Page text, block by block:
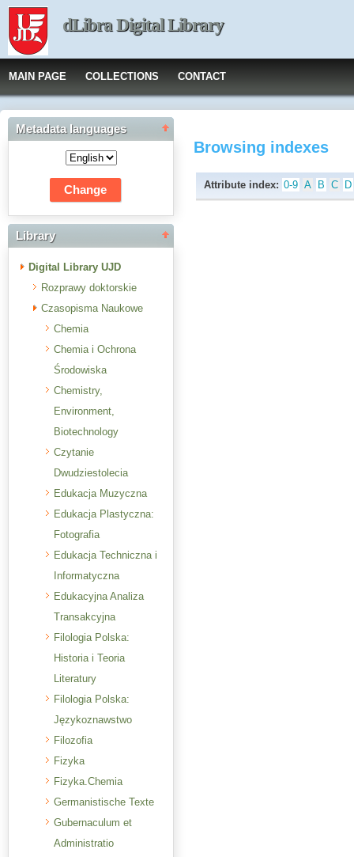
dLibra Digital Library
MAIN PAGE COLLECTIONS CONTACT
Metadata languages
Library
Digital Library UJD
Rozprawy doktorskie
Czasopisma Naukowe
Chemia
Chemia i Ochrona
Środowiska
Chemistry,
Environment,
Biotechnology
Czytanie
Dwudziestolecia
Edukacja Muzyczna
Edukacja Plastyczna:
Fotografia
Edukacja Techniczna i
Informatyczna
Edukacyjna Analiza
Transakcyjna
Filologia Polska:
Historia i Teoria
Literatury
Filologia Polska:
Językoznawstwo
Filozofia
Fizyka
Fizyka.Chemia
Germanistische Texte
Gubernaculum et
Administratio
Browsing indexes
Attribute index: 0-9 A B C D